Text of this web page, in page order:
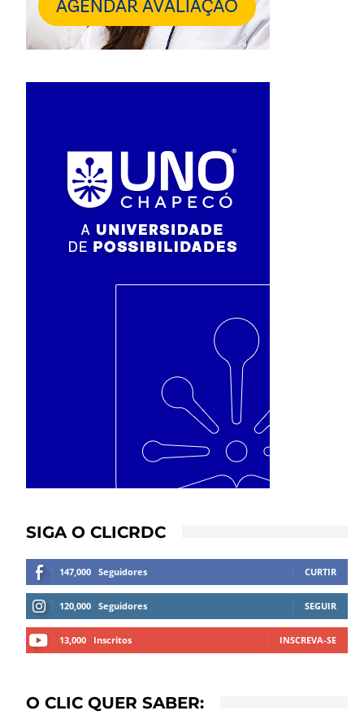
SIGA O CLICRDC
147,000 Seguidores CURTIR
120,000 Seguidores SEGUIR
13,000 Inscritos INSCREVA-SE
O CLIC QUER SABER: